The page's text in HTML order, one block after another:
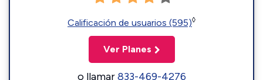
Calificación de usuarios (595)◊
Ver Planes
o llamar833-469-4276